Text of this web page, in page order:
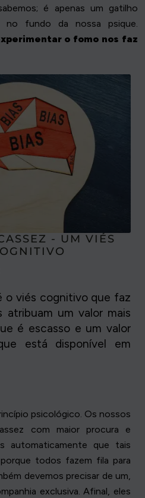
é apenas um gatilho
no fundo da nossa psique.
o fomo nos faz
- UM VIÉS
o viés cognitivo que faz
atribuam um valor mais
é escasso e um valor
está disponível em
psicológico. Os nossos
com maior procura e
automaticamente que tais
todos fazem fila para
devemos precisar de um,
exclusiva. Afinal, eles